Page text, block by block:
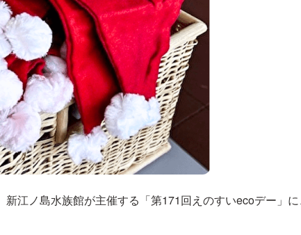
江ノ島水族館が主催する「第171回えのすいecoデー」